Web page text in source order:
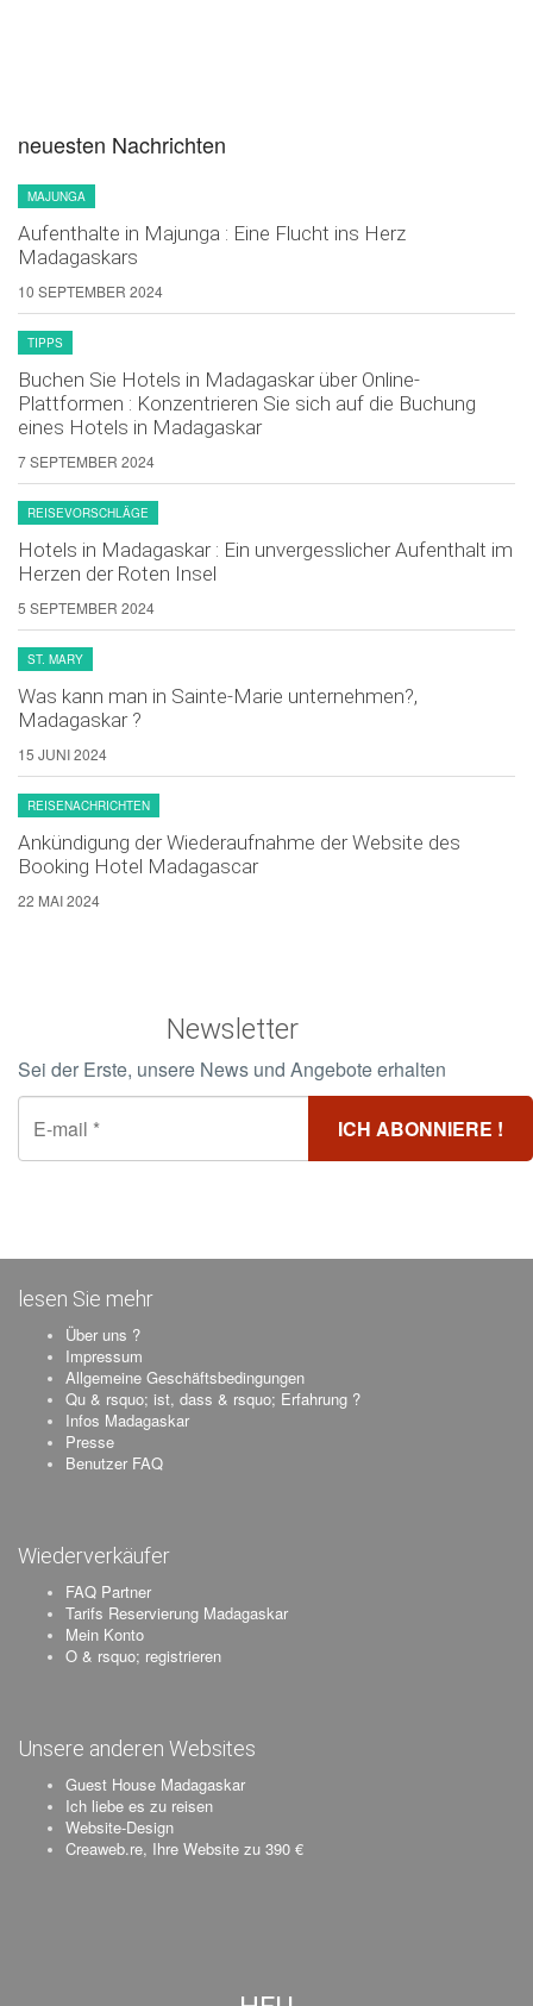
neuesten Nachrichten
MAJUNGA
Aufenthalte in Majunga : Eine Flucht ins Herz
Madagaskars
10 SEPTEMBER 2024
TIPPS
Buchen Sie Hotels in Madagaskar über Online-
Plattformen : Konzentrieren Sie sich auf die Buchung
eines Hotels in Madagaskar
7 SEPTEMBER 2024
REISEVORSCHLÄGE
Hotels in Madagaskar : Ein unvergesslicher Aufenthalt im
Herzen der Roten Insel
5 SEPTEMBER 2024
ST. MARY
Was kann man in Sainte-Marie unternehmen?,
Madagaskar ?
15 JUNI 2024
REISENACHRICHTEN
Ankündigung der Wiederaufnahme der Website des
Booking Hotel Madagascar
22 MAI 2024
Newsletter
Sei der Erste, unsere News und Angebote erhalten
lesen Sie mehr
Über uns ?
Impressum
Allgemeine Geschäftsbedingungen
Qu & rsquo; ist, dass & rsquo; Erfahrung ?
Infos Madagaskar
Presse
Benutzer FAQ
Wiederverkäufer
FAQ Partner
Tarifs Reservierung Madagaskar
Mein Konto
O & rsquo; registrieren
Unsere anderen Websites
Guest House Madagaskar
Ich liebe es zu reisen
Website-Design
Creaweb.re, Ihre Website zu 390 €